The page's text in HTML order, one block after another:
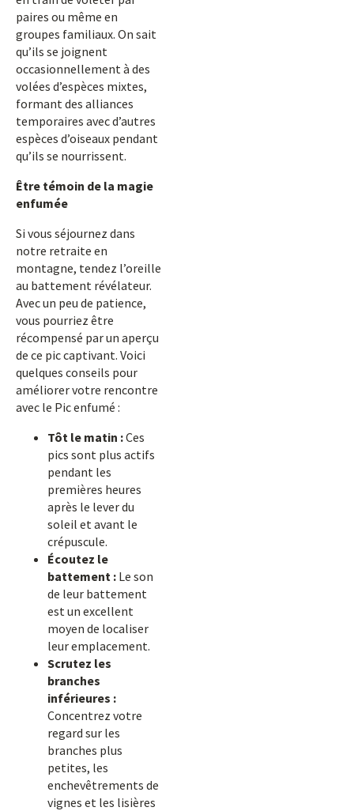
paires ou même en
groupes familiaux. On sait
qu’ils se joignent
occasionnellement à des
volées d’espèces mixtes,
formant des alliances
temporaires avec d’autres
espèces d’oiseaux pendant
qu’ils se nourrissent.
Être témoin de la magie
enfumée
Si vous séjournez dans
notre retraite en
montagne, tendez l’oreille
au battement révélateur.
Avec un peu de patience,
vous pourriez être
récompensé par un aperçu
de ce pic captivant. Voici
quelques conseils pour
améliorer votre rencontre
avec le Pic enfumé :
Tôt le matin :Ces
pics sont plus actifs
pendant les
premières heures
après le lever du
soleil et avant le
crépuscule.
Écoutez le
battement : Le son
de leur battement
est un excellent
moyen de localiser
leur emplacement.
Scrutez les
branches
inférieures :
Concentrez votre
regard sur les
branches plus
petites, les
enchevêtrements de
vignes et les lisières